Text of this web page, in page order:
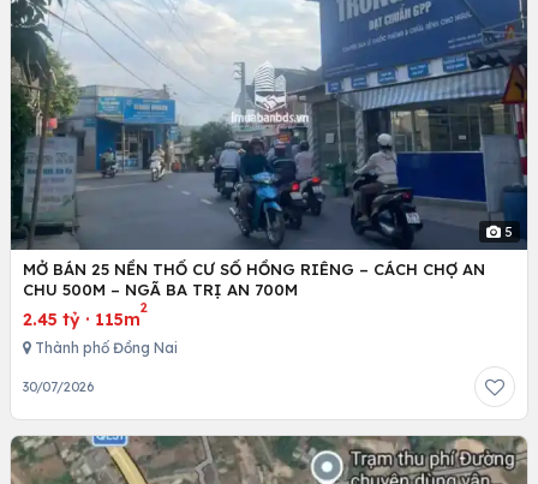
5
MỞ BÁN 25 NỀN THỔ CƯ SỔ HỒNG RIÊNG – CÁCH CHỢ AN
CHU 500M – NGÃ BA TRỊ AN 700M
2.45 tỷ · 115m
2
Thành phố Đồng Nai
30/07/2026